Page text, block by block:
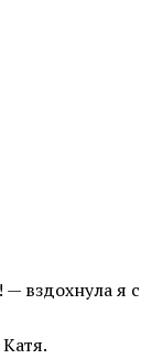
вздохнула я с